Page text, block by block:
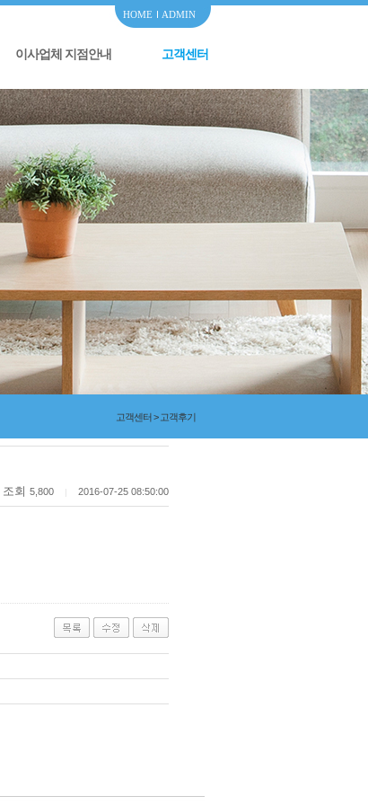
HOME ADMIN
이사업체 지점안내 고객센터
고객센터 > 고객후기
조회 5,800 2016-07-25 08:50:00